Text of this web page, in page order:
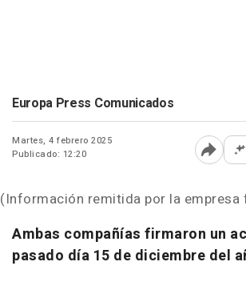
Europa Press Comunicados
Martes, 4 febrero 2025
Publicado: 12:20
Abrir
(Información remitida por la empresa
Ambas compañías firmaron un
pasado día 15 de diciembre del